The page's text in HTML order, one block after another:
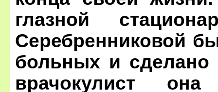
глазной
Серебренниковой
больных и сделано
врачокулист